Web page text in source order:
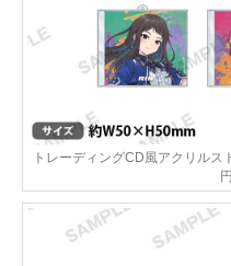
トレーディングCD風アクリル